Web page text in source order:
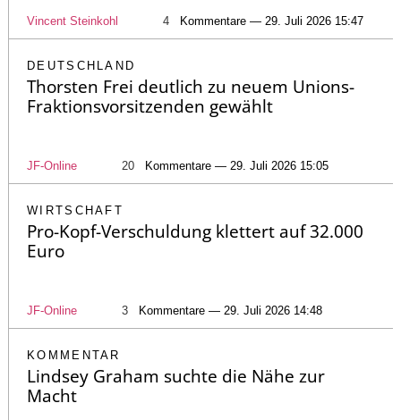
Vincent Steinkohl 4 Kommentare — 29. Juli 2026 15:47
DEUTSCHLAND
Thorsten Frei deutlich zu neuem Unions-
Fraktionsvorsitzenden gewählt
JF-Online 20 Kommentare — 29. Juli 2026 15:05
WIRTSCHAFT
Pro-Kopf-Verschuldung klettert auf 32.000
Euro
JF-Online 3 Kommentare — 29. Juli 2026 14:48
KOMMENTAR
Lindsey Graham suchte die Nähe zur
Macht